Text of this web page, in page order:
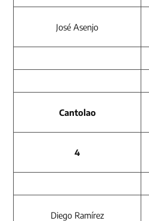
José Asenjo
Cantolao
4
Diego Ramírez